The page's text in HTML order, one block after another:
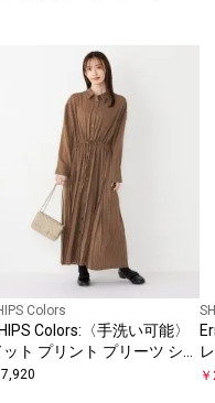
Colors
Colors:〈手洗い可能〉
ット プリント プリーツ シャ
ワンピース
7,920 ￥